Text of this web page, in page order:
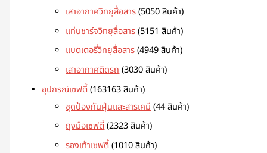
เสาอากาศวิทยุสื่อสาร 5050 สินค้า
แท่นชาร์จวิทยุสื่อสาร 5151 สินค้า
แบตเตอรี่วิทยุสื่อสาร 4949 สินค้า
เสาอากาศติดรถ 3030 สินค้า
อุปกรณ์เซฟตี้ 163163 สินค้า
ชุดป้องกันฝุ่นและสารเคมี 44 สินค้า
ถุงมือเซฟตี้ 2323 สินค้า
รองเท้าเซฟตี้ 1010 สินค้า